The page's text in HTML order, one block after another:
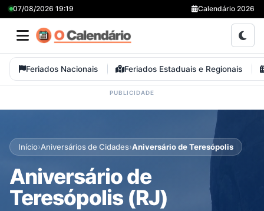
07/08/2026 19:19 Calendário 2026
Feriados Nacionais Feriados Estaduais e Regionais
Início›Aniversários de Cidades›Aniversário de Teresópolis
Aniversário de
Teresópolis (RJ)